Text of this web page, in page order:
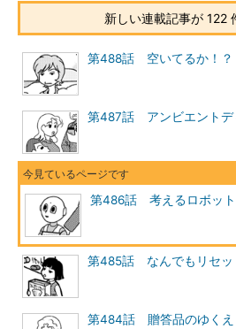
新しい連載記事が 122
第488話 空いてるか！？
第487話 アンビエントデ
第486話 考えるロボット
第485話 なんでもリセッ
第484話 贈答品のゆくえ